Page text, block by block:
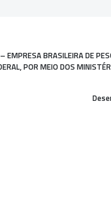
BRASILEIRA DE
POR MEIO DOS